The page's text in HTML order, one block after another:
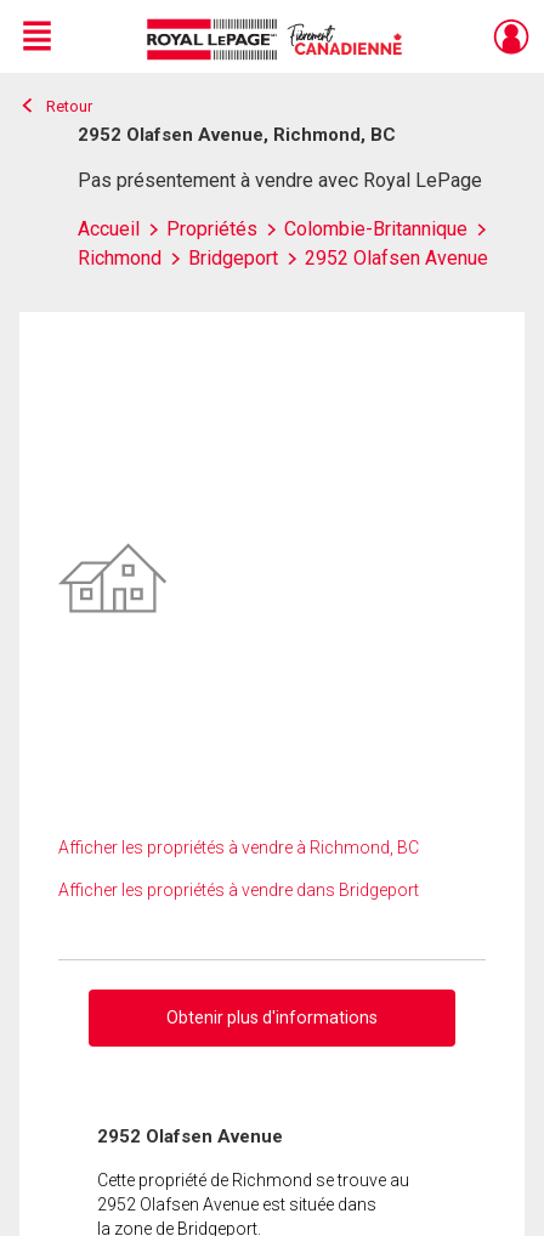
Live
En Direct
Menu
Retour
2952 Olafsen Avenue, Richmond, BC
Pas présentement à vendre avec Royal LePage
Accueil Propriétés
Colombie-Britannique
Richmond
Bridgeport 2952 Olafsen Avenue
Afficher les propriétés à vendre à Richmond, BC
Afficher les propriétés à vendre dans Bridgeport
Obtenir plus d'informations
2952 Olafsen Avenue
Cette propriété de Richmond se trouve au
2952 Olafsen Avenue est située dans
la zone de Bridgeport.